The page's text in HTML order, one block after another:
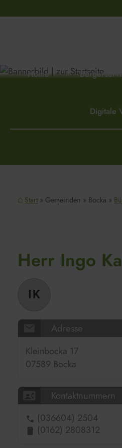
Home
Digitale
Start Gemeinden Bocka
Herr Ingo
IK
Adresse
Kleinbocka 17
07589 Bocka
Kontaktnummern
phone (036604) 2504
stay_current_portrait (0162) 2808312